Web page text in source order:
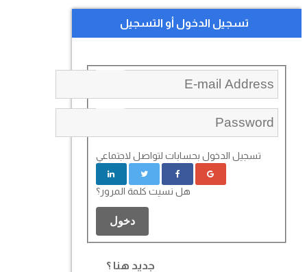
تسجيل الدخول أو التسجيل
تسجيل الدخول بحسابات لتواصل لاجتماعي
هل نسيت كلمة المرور؟
دخول
جديد هنا ؟